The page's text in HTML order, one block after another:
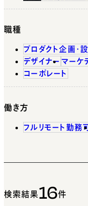
職種
プロダクト企画・
デザイナー マーケ
コーポレート
働き方
フルリモート勤務
検索結果16件